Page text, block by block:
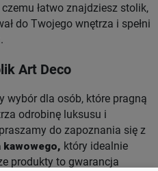
łatwo znajdziesz stolik,
do Twojego wnętrza i spełni
Art Deco
wybór dla osób, które pragną
odrobinę luksusu i
do zapoznania się z
który idealnie
produkty to gwarancja